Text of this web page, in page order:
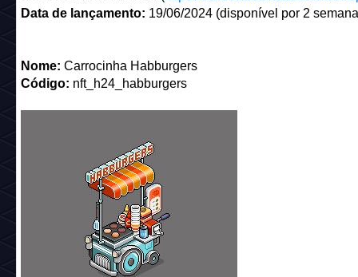
Data de lançamento: 19/06/2024 (disponível por 2
Nome: Carrocinha Habburgers
Código: nft_h24_habburgers